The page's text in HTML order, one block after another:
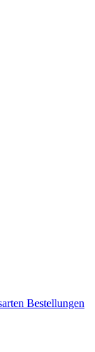
Bestellungen